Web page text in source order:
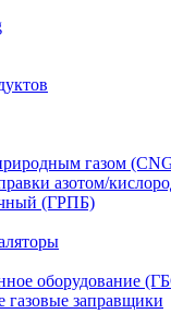
газом
азотом/
(ГРПБ)
оборудование
заправщики